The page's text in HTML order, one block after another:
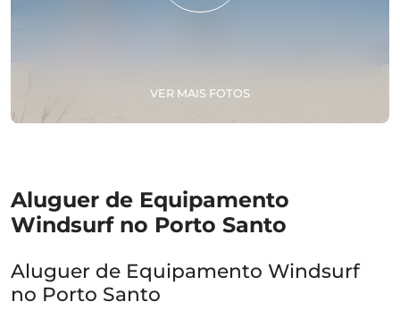
VER MAIS FOTOS
Aluguer de Equipamento
Windsurf no Porto Santo
Aluguer de Equipamento Windsurf
no Porto Santo